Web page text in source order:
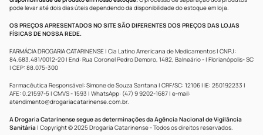
pode levar até dois dias úteis dependendo da disponibilidade do estoque em loja.
OS PREÇOS APRESENTADOS NO SITE SÃO DIFERENTES DOS PREÇOS DAS LOJAS
FÍSICAS DE NOSSA REDE.
FARMÁCIA DROGARIA CATARINENSE | Cia Latino Americana de Medicamentos | CNPJ:
84.683.481/0012-20 | End: Rua Coronel Pedro Demoro, 1482, Balneário - | Florianópolis- SC
| CEP: 88.075-300
Farmacêutica Responsável: Simone de Souza Santana | CRF/SC: 12106 | IE: 250192233 |
AFE: 0.21597-5 | CMVS - 1593 | WhatsApp: (47) 9 9202-1687 | e-mail:
atendimento@drogariacatarinense.com.br.
A Drogaria Catarinense segue as determinações da Agência Nacional de Vigilância
Sanitária | Copyright © 2025 Drogaria Catarinense - Todos os direitos reservados.